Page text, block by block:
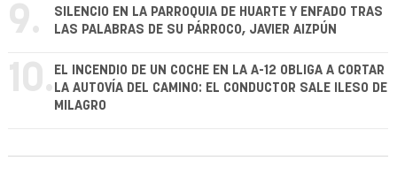
9.
SILENCIO EN LA PARROQUIA DE HUARTE Y ENFADO TRAS
LAS PALABRAS DE SU PÁRROCO, JAVIER AIZPÚN
10. EL INCENDIO DE UN COCHE EN LA A-12 OBLIGA A CORTAR
LA AUTOVÍA DEL CAMINO: EL CONDUCTOR SALE ILESO DE
MILAGRO